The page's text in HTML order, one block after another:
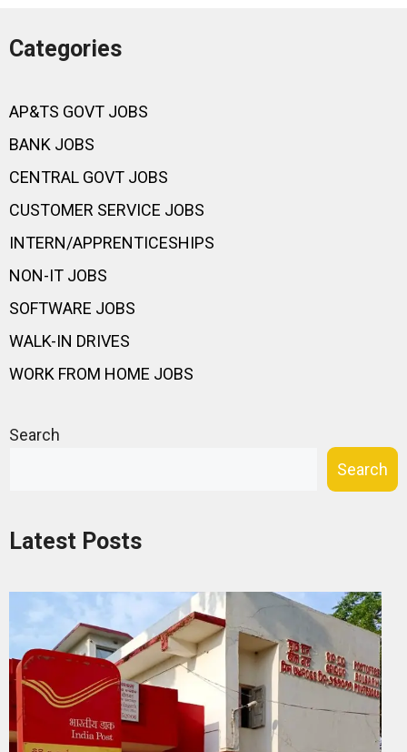
Categories
AP&TS GOVT JOBS
BANK JOBS
CENTRAL GOVT JOBS
CUSTOMER SERVICE JOBS
INTERN/APPRENTICESHIPS
NON-IT JOBS
SOFTWARE JOBS
WALK-IN DRIVES
WORK FROM HOME JOBS
Search
Search
Latest Posts